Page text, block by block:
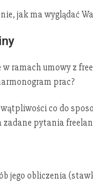
jak ma wyglądać
ramach umowy z
prac?
co do
pytania
jego obliczenia